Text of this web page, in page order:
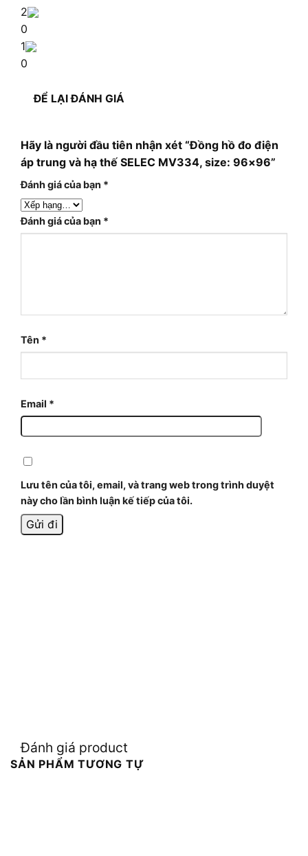
2
0
1
0
ĐỂ LẠI ĐÁNH GIÁ
Hãy là người đầu tiên nhận xét “Đồng hồ đo điện
áp trung và hạ thế SELEC MV334, size: 96×96”
Đánh giá của bạn *
Đánh giá của bạn *
Tên *
Email *
Lưu tên của tôi, email, và trang web trong trình duyệt
này cho lần bình luận kế tiếp của tôi.
Đánh giá product
SẢN PHẨM TƯƠNG TỰ